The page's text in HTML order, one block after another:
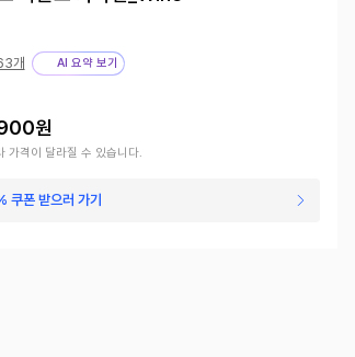
개 AI 요약 보기
원
가격이 달라질 수 있습니다.
쿠폰 받으러 가기